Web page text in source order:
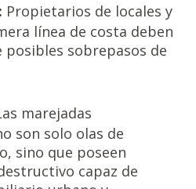
Propietarios de locales y
línea de costa deben
sobrepasos de
marejadas
son solo olas de
sino que poseen
capaz de